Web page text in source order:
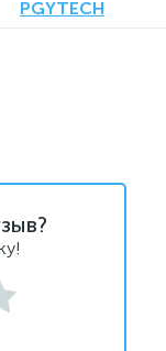
PGYTECH